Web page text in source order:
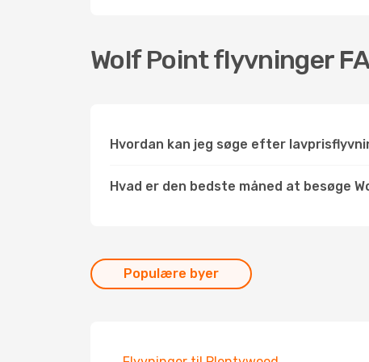
Wolf Point flyvninger
Hvordan kan jeg søge efter
Hvad er den bedste måned at besøge
Populære byer